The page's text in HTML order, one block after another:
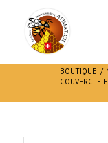
BOUTIQUE /
COUVERCLE